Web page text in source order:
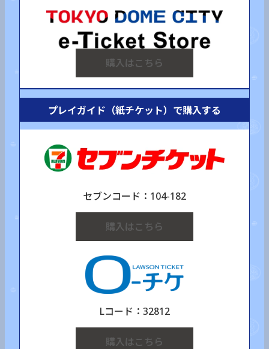
購入はこちら
プレイガイド（紙チケット）で購入する
セブンコード：104-182
購入はこちら
Lコード：32812
購入はこちら